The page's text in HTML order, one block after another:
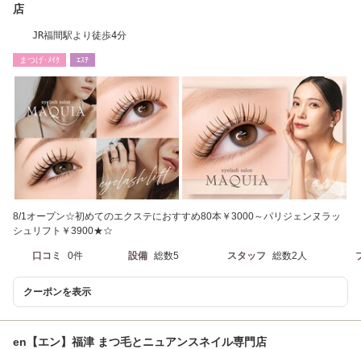
店
JR福間駅より徒歩4分
まつげ･ﾒｲｸ ｴｽﾃ
8/1オープン☆初めてのエクステにおすすめ80本￥3000～パリジェンヌラッ
シュリフト￥3900★☆
口コミ 0件 設備 総数5 スタッフ 総数2人
クーポンを表示
en【エン】福津 まつ毛とニュアンスネイル専門店